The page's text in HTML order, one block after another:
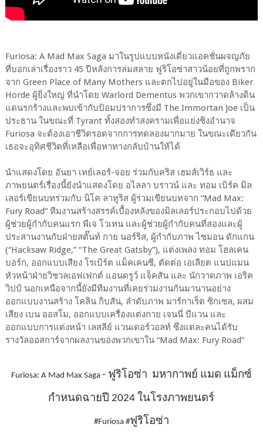
Furiosa: A Mad Max Saga มาในรูปแบบหนังเดี่ยวแอคชั่นผจญภัย
ที่บอกเล่าเรื่องราว 45 ปีหลังการล่มสลาย ฟูริโอซ่าสาวน้อยที่ถูกพราก
จาก Green Place of Many Mothers และตกไปอยู่ในมือของ Biker
Horde ผู้ยิ่งใหญ่ ที่นำโดย Warlord Dementus พวกเขากวาดล้างดิน
แดนรกร้างและพบเข้ากับป้อมปราการซึ่งมี The Immortan Joe เป็น
ประธาน ในขณะที่ Tyrant ทั้งสองทำสงครามเพื่อแย่งชิงอำนาจ
Furiosa จะต้องเอาชีวิตรอดจากการทดลองมากมาย ในขณะเดียวกัน
เธอจะอุทิศชีวิตที่เหลือเพื่อหาทางกลับบ้านให้ได้
นำแสดงโดย อันยา เทย์เลอร์-จอย ร่วมกับคริส เฮมส์เวิร์ธ และ
ภาพยนตร์เรื่องนี้ยังนำแสดงโดย อไลลา บราวน์ และ ทอม เบิร์ค มิล
เลอร์เขียนบทร่วมกับ นิโค ลาทูริส ผู้ร่วมเขียนบทจาก “Mad Max:
Fury Road” ทีมงานสร้างสรรค์เบื้องหลังของมิลเลอร์ประกอบไปด้วย
ผู้ช่วยผู้กำกับคนแรก พีเจ โวเทน และผู้ช่วยผู้กำกับคนที่สองและผู้
ประสานงานกับฝ่ายสตั๊นท์ กาย นอร์ริส, ผู้กำกับภาพ ไซมอน ดักแกน
(“Hacksaw Ridge,” “The Great Gatsby”), แต่งเพลง ทอม โฮลเคน
บอร์ก, ออกแบบเสียง โรเบิร์ต แม็คเคนซี, ตัดต่อ เอเลียต แนปแมน
หัวหน้าฝ่ายวิชวลเอฟเฟกต์ แอนดรูว์ แจ็คสัน และ นักวาดภาพ เอริค
วิปป์ นอกเหนือจากนี้ยังมีทีมงานที่เคยร่วมงานกันมานานอย่าง
ออกแบบงานสร้าง โคลิน กิบสัน, ลำดับภาพ มาร์กาเร็ต ซิกเซล, ผสม
เสียง เบน ออสโม, ออกแบบเครื่องแต่งกาย เจนนี่ บีแวน และ
ออกแบบการแต่งหน้า เลสลีย์ แวนเดอร์วอลท์ ซึ่งแต่ละคนได้รับ
รางวัลออสการ์จากผลงานของพวกเขาใน “Mad Max: Fury Road”
Furiosa: A Mad Max Saga - ฟูริโอซ่า มหากาพย์ แมด แม็กซ์
กำหนดฉายปี 2024 ในโรงภาพยนตร์
#Furiosa #ฟูริโอซ่า